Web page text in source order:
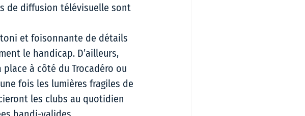
de diffusion télévisuelle sont
et foisonnante de détails
le handicap. D’ailleurs,
à côté du Trocadéro ou
fois les lumières fragiles de
les clubs au quotidien